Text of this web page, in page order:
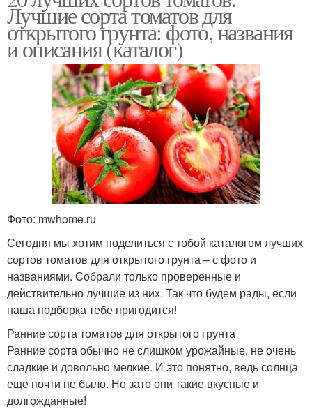
Лучшие сорта томатов для
открытого грунта: фото, названия
и описания (каталог)
Фото: mwhome.ru
Сегодня мы хотим поделиться с тобой каталогом лучших
сортов томатов для открытого грунта – с фото и
названиями. Собрали только проверенные и
действительно лучшие из них. Так что будем рады, если
наша подборка тебе пригодится!
Ранние сорта томатов для открытого грунта
Ранние сорта обычно не слишком урожайные, не очень
сладкие и довольно мелкие. И это понятно, ведь солнца
еще почти не было. Но зато они такие вкусные и
долгожданные!